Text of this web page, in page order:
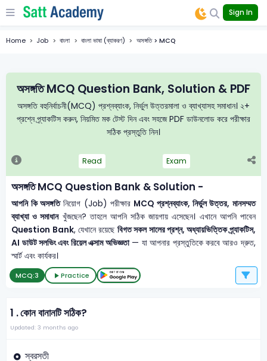
Sign In
Home Job বাংলা বাংলা ভাষা (ব্যাকরণ) অসঙ্গতি > MCQ
অসঙ্গতি MCQ Question Bank, Solution & PDF
অসঙ্গতি বহুনির্বাচনী(MCQ) প্রশ্নব্যাংক, নির্ভুল উত্তরমালা ও ব্যাখ্যাসহ সমাধান। ২+
প্রশ্নে প্র্যাকটিস করুন, নিয়মিত মক টেস্ট দিন এবং সহজে PDF ডাউনলোড করে পরীক্ষার
সঠিক প্রস্তুতি নিন।
Read Exam
অসঙ্গতি MCQ Question Bank & Solution -
আপনি কি অসঙ্গতিনিয়োগ (Job) পরীক্ষার MCQ প্রশ্নব্যাংক, নির্ভুল উত্তর, মানসম্মত
ব্যাখ্যা ও সমাধানখুঁজছেন? তাহলে আপনি সঠিক জায়গায় এসেছেন। এখানে আপনি পাবেন
Question Bank, যেখানে রয়েছে বিগত সকল সালের প্রশ্ন, অধ্যায়ভিত্তিক প্র্যাকটিস,
AI ডাউট সলভিং এবং রিয়েল এক্সাম অভিজ্ঞতা— যা আপনার প্রস্তুতিকে করবে আরও দ্রুত,
স্মার্ট এবং কার্যকর।
MCQ:3 Practice
1 .কোন বানানটি সঠিক?
Updated: 3 months ago
স্বরসতী